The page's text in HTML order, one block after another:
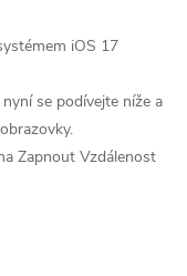
iOS 17
se podívejte níže a
Zapnout Vzdálenost